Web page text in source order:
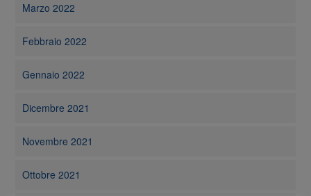
Marzo 2022
Febbraio 2022
Gennaio 2022
Dicembre 2021
Novembre 2021
Ottobre 2021